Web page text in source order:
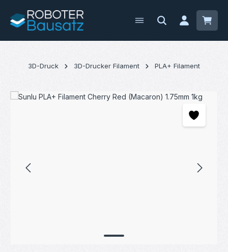
Zum Hauptinhalt springen
3D-Druck 3D-Drucker Filament PLA+ Filament
Bildergalerie überspringen